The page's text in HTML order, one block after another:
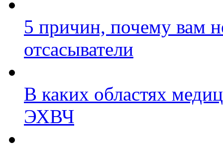
5 причин, почему вам
отсасыватели
В каких областях
ЭХВЧ